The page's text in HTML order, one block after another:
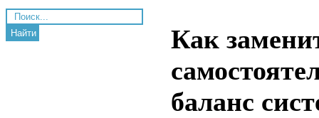
Найти
Как
баланс